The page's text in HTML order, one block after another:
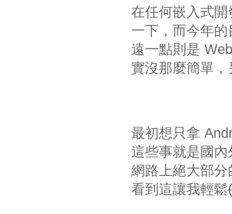
在任何嵌入式
一下，而今年
遠一點則是
實沒那麼簡單，
最初想只拿
這些事就是國內
網路上絕大部
看到這讓我輕鬆